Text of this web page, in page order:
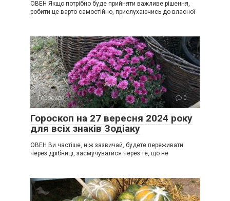
ОВЕН Якщо потрібно буде прийняти важливе рішення,
робити це варто самостійно, прислухаючись до власної
Гороскоп 0
Гороскоп на 27 вересня 2024 року
для всіх знаків Зодіаку
ОВЕН Ви частіше, ніж зазвичай, будете переживати
через дрібниці, засмучуватися через те, що не